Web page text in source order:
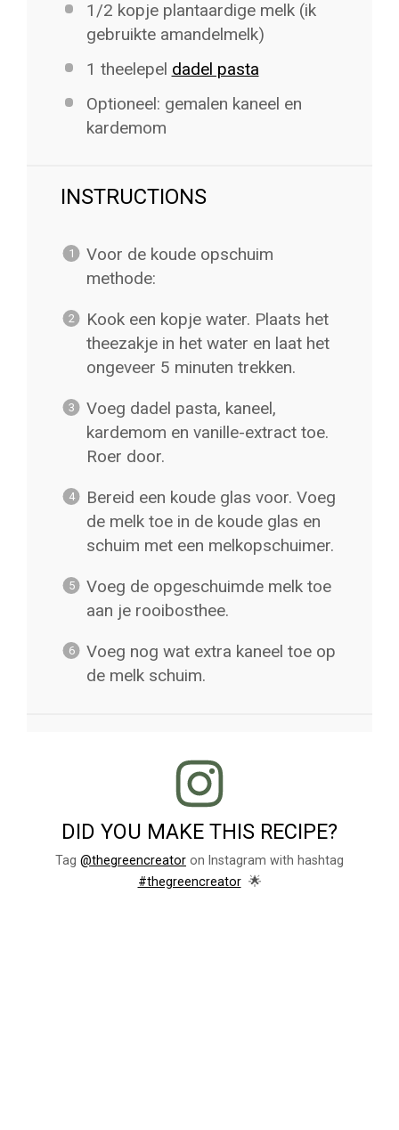
1/2 kopje plantaardige melk (ik
gebruikte amandelmelk)
1 theelepel dadel pasta
Optioneel: gemalen kaneel en
kardemom
INSTRUCTIONS
Voor de koude opschuim
methode:
Kook een kopje water. Plaats het
theezakje in het water en laat het
ongeveer 5 minuten trekken.
Voeg dadel pasta, kaneel,
kardemom en vanille-extract toe.
Roer door.
Bereid een koude glas voor. Voeg
de melk toe in de koude glas en
schuim met een melkopschuimer.
Voeg de opgeschuimde melk toe
aan je rooibosthee.
Voeg nog wat extra kaneel toe op
de melk schuim.
DID YOU MAKE THIS RECIPE?
Tag @thegreencreator on Instagram with hashtag
#thegreencreator 🌟